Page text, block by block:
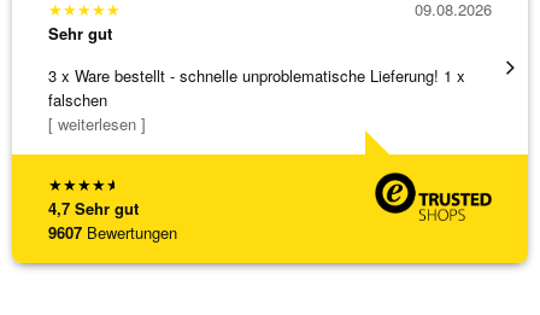
★★★★★
4,7 Sehr gut
9607 Bewertungen
★★★★★
Sehr gut
3 x Ware bestellt - schnelle unproblematische Lieferung! 1 x
falschen
[ weiterlesen ]
09.08.2026